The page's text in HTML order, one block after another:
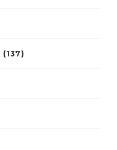
(137)